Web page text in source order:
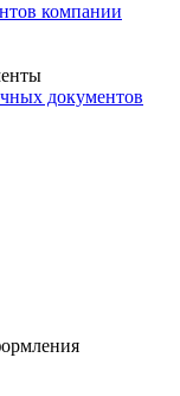
компании
документов